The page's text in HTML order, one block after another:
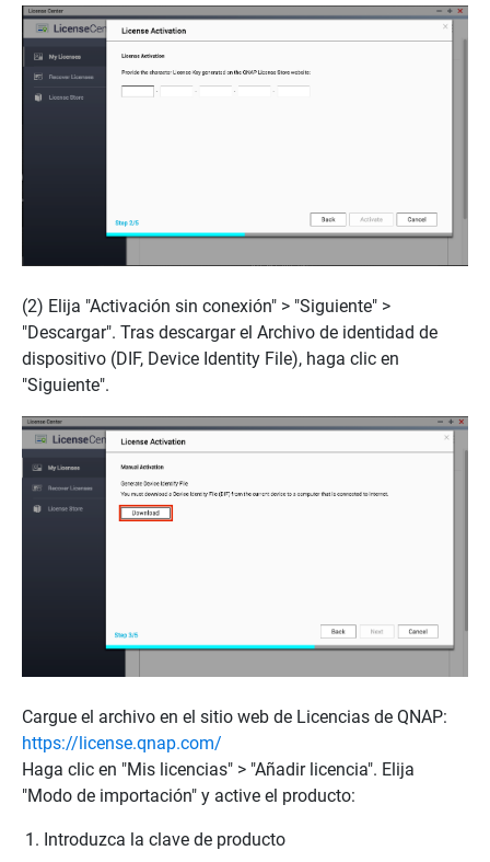
(2) Elija "Activación sin conexión" > "Siguiente" >
"Descargar". Tras descargar el Archivo de identidad de
dispositivo (DIF, Device Identity File), haga clic en
"Siguiente".
Cargue el archivo en el sitio web de Licencias de QNAP:
https://license.qnap.com/
Haga clic en "Mis licencias" > "Añadir licencia". Elija
"Modo de importación" y active el producto:
Introduzca la clave de producto